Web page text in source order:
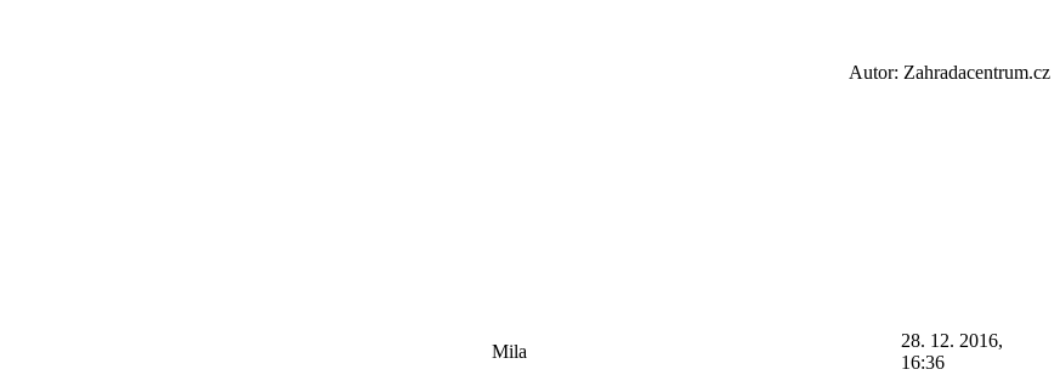
Autor: Zahradacentrum.cz
Mila
28. 12. 2016,
16:36